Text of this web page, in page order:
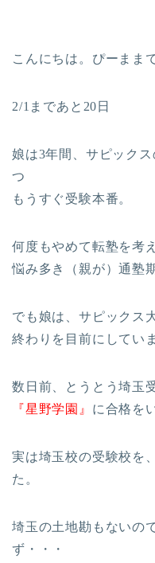
こんにちは。ぴーまま
2/1まであと20日
娘は3年間、サピック
つ
もうすぐ受験本番。
何度もやめて転塾を考
悩み多き（親が）通塾
でも娘は、サピックス
終わりを目前にしてい
数日前、とうとう埼玉
『星野学園』 に合格を
実は埼玉校の受験校を
た。
埼玉の土地勘もないの
ず・・・